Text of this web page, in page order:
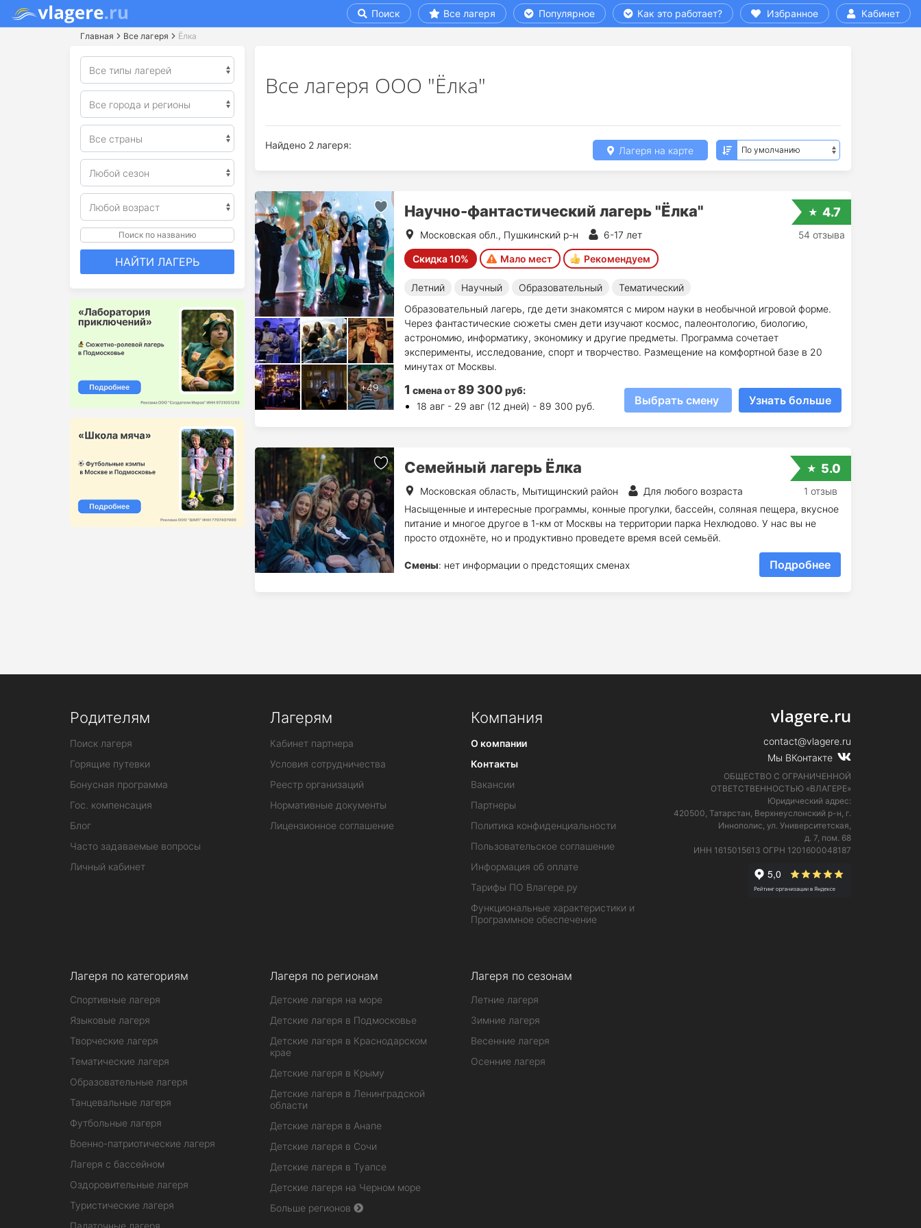
Поиск Все лагеря Популярное Как это работает? Избранное Кабинет
Главная Все лагеря Ёлка
Поиск по названию
НАЙТИ ЛАГЕРЬ
Все лагеря ООО "Ёлка"
Найдено 2 лагеря: Лагеря на карте
Научно-фантастический лагерь "Ëлка"
Московская обл., Пушкинский р-н 6-17 лет
Скидка 10% Мало мест Рекомендуем
Летний Научный Образовательный
Тематический
Образовательный лагерь, где дети знакомятся с миром науки в необычной игровой форме.
Через фантастические сюжеты смен дети изучают космос, палеонтологию, биологию,
астрономию, информатику, экономику и другие предметы. Программа сочетает
эксперименты, исследование, спорт и творчество. Размещение на комфортной базе в 20
минутах от Москвы.
1 сменаот89 300 руб:
18 авг - 29 авг (12 дней) - 89 300 руб.
Выбрать смену Узнать больше
4.7
54 отзыва
Семейный лагерь Ёлка
Московская область, Мытищинский район
Для любого возраста
Насыщенные и интересные программы, конные прогулки, бассейн, соляная пещера, вкусное
питание и многое другое в 1-км от Москвы на территории парка Нехлюдово. У нас вы не
просто отдохнёте, но и продуктивно проведете время всей семьёй.
Смены: нет информации о предстоящих сменах Подробнее
5.0
1 отзыв
Родителям
Поиск лагеря
Горящие путевки
Бонусная программа
Гос. компенсация
Блог
Часто задаваемые вопросы
Личный кабинет
Лагерям
Кабинет партнера
Условия сотрудничества
Реестр организаций
Нормативные документы
Лицензионное соглашение
Компания
О компании
Контакты
Вакансии
Партнеры
Политика конфиденциальности
Пользовательское соглашение
Информация об оплате
Тарифы ПО Влагере.ру
Функциональные характеристики и
Программное обеспечение
Лагеря по категориям
Спортивные лагеря
Языковые лагеря
Творческие лагеря
Тематические лагеря
Образовательные лагеря
Танцевальные лагеря
Футбольные лагеря
Военно-патриотические лагеря
Лагеря с бассейном
Оздоровительные лагеря
Туристические лагеря
Палаточные лагеря
Лагеря по регионам
Детские лагеря на море
Детские лагеря в Подмосковье
Детские лагеря в Краснодарском
крае
Детские лагеря в Крыму
Детские лагеря в Ленинградской
области
Детские лагеря в Анапе
Детские лагеря в Сочи
Детские лагеря в Туапсе
Детские лагеря на Черном море
Больше регионов
Лагеря по сезонам
Летние лагеря
Зимние лагеря
Весенние лагеря
Осенние лагеря
vlagere.ru
contact@vlagere.ru
Мы ВКонтакте
ОБЩЕСТВО С ОГРАНИЧЕННОЙ
ОТВЕТСТВЕННОСТЬЮ «ВЛАГЕРЕ»
Юридический адрес:
420500, Татарстан, Верхнеуслонский р-н, г.
Иннополис, ул. Университетская,
д. 7, пом. 68
ИНН 1615015613 ОГРН 1201600048187